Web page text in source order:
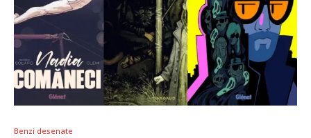
Benzi desenate